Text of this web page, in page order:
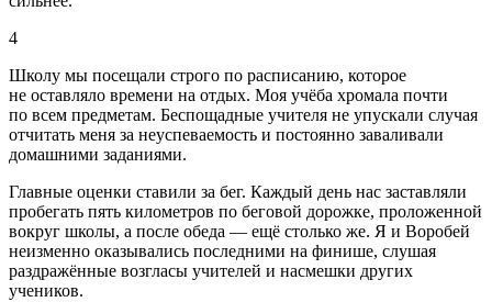
4
Школу мы посещали строго по расписанию, которое
не оставляло времени на отдых. Моя учёба хромала почти
по всем предметам. Беспощадные учителя не упускали случая
отчитать меня за неуспеваемость и постоянно заваливали
домашними заданиями.
Главные оценки ставили за бег. Каждый день нас заставляли
пробегать пять километров по беговой дорожке, проложенной
вокруг школы, а после обеда — ещё столько же. Я и Воробей
неизменно оказывались последними на финише, слушая
раздражённые возгласы учителей и насмешки других
учеников.